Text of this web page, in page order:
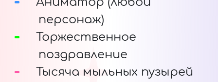
персонаж)
Торжественное
поздравление
Тысяча мыльных пузырей